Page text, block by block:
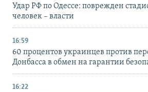
Удар РФ по Одессе: поврежден
человек – власти
16:59
60 процентов украинцев против
Донбасса в обмен на гарантии
16:22